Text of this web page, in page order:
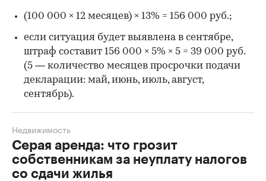
(100 000 × 12 месяцев) × 13% = 156 000 руб.;
если ситуация будет выявлена в сентябре,
штраф составит 156 000 × 5% × 5 = 39 000 руб.
(5 — количество месяцев просрочки подачи
декларации: май, июнь, июль, август,
сентябрь).
Серая аренда: что грозит
собственникам за неуплату налогов
со сдачи жилья
Недвижимость